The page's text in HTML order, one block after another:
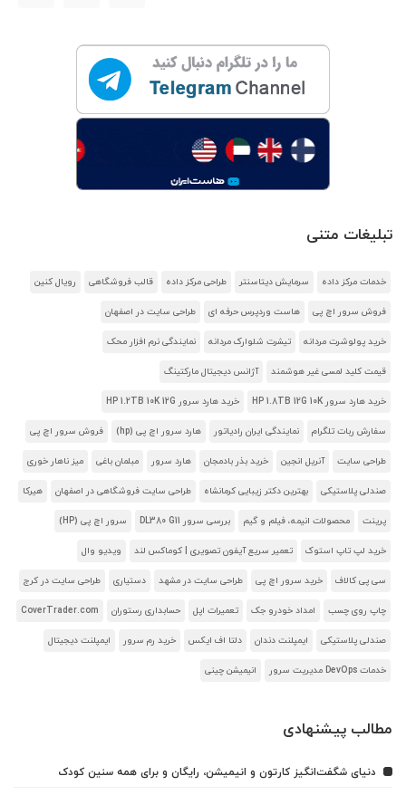
تبلیغات متنی
خدمات مرکز داده سرمایش دیتاسنتر طراحی مرکز داده قالب فروشگاهی رویال کنین
فروش سرور اچ پی هاست وردپرس حرفه ای طراحی سایت در اصفهان
خرید پولوشرت مردانه تیشرت شلوارک مردانه نمایندگی نرم افزار محک
قیمت کلید لمسی غیر هوشمند آژانس دیجیتال مارکتینگ
خرید هارد سرور HP 1.8TB 12G 10K خرید هارد سرور HP 1.2TB 10K 12G
سفارش ربات تلگرام نمایندگی ایران رادیاتور هارد سرور اچ پی (hp) فروش سرور اچ پی
طراحی سایت آنریل انجین خرید بذر بادمجان هارد سرور مبلمان باغی میز ناهار خوری
صندلی پلاستیکی بهترین دکتر زیبایی کرمانشاه طراحی سایت فروشگاهی در اصفهان هیرکا
پرینت محصولات انیمه، فیلم و گیم بررسی سرور DL380 G11 سرور اچ پی (HP)
خرید لپ تاپ استوک تعمیر سریع آیفون تصویری | کوماکس لند ویدیو وال
سی پی کالاف خرید سرور اچ پی طراحی سایت در مشهد دستیاری طراحی سایت در کرج
چاپ روی چسب امداد خودرو جک تعمیرات اپل حسابداری رستوران CoverTrader.com
صندلی پلاستیکی ایمپلنت دندان دلتا اف ایکس خرید رم سرور ایمپلنت دیجیتال
خدمات DevOps مدیریت سرور انیمیشن چینی
مطالب پیشنهادی
دنیای شگفت‌انگیز کارتون و انیمیشن، رایگان و برای همه سنین کودک